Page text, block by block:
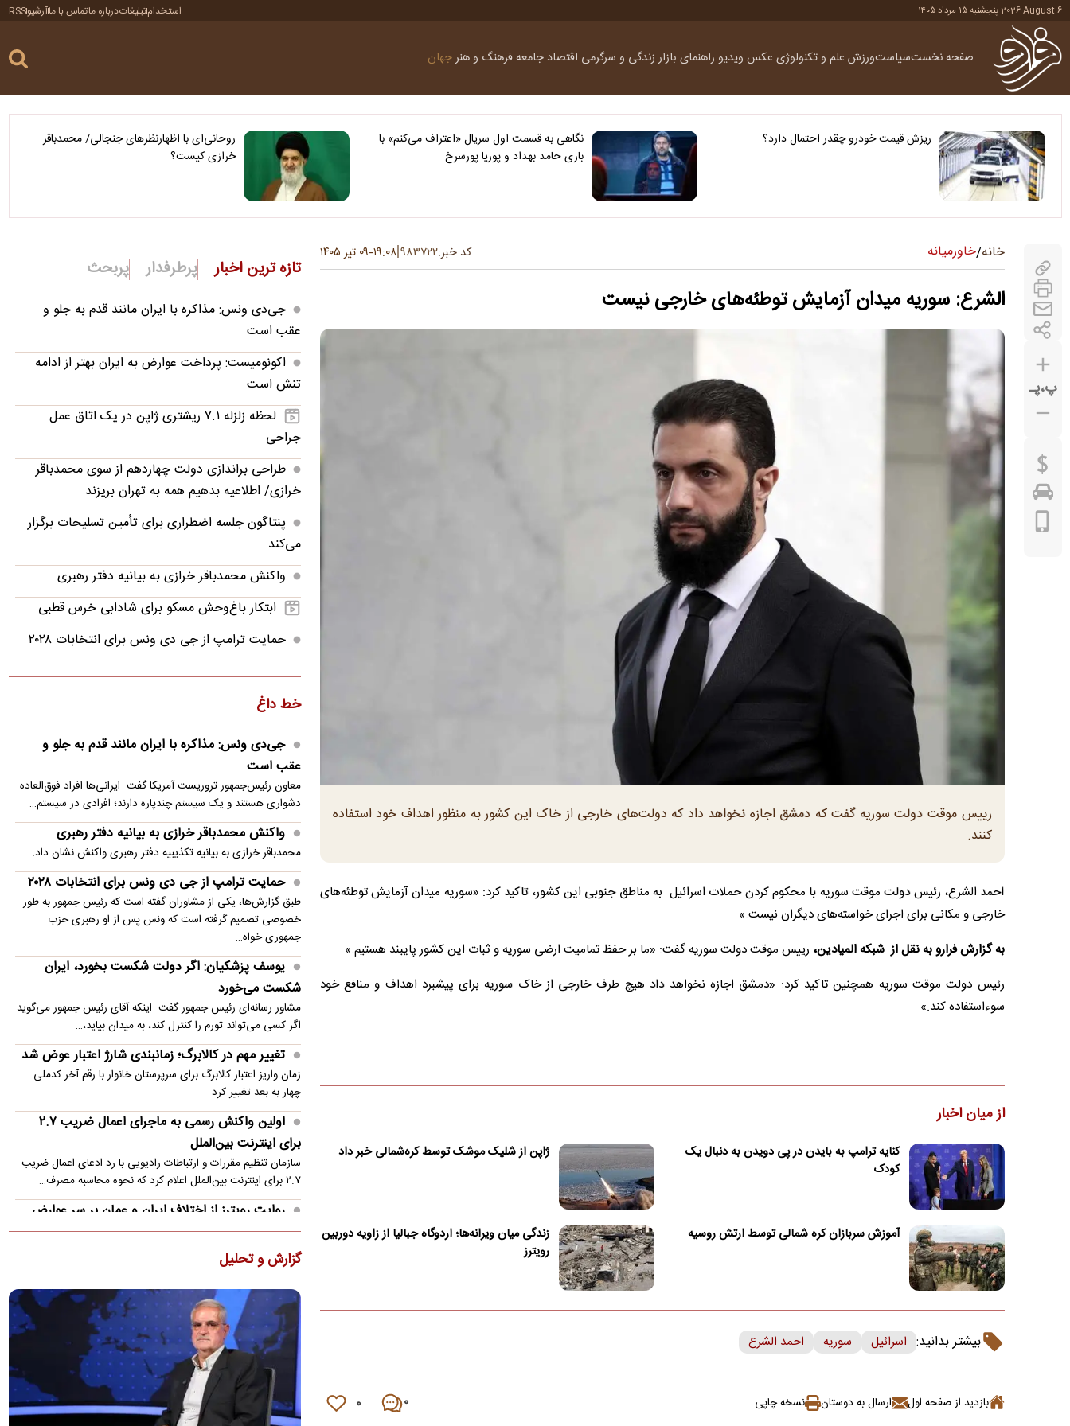
2026 August 6
-پنجشنبه ۱۵ مرداد ۱۴۰۵ استخدامتبلیغاتدرباره ماتماس با ماآرشیوRSS
صفحه نخستسیاستورزش علم و تکنولوژی عکس ویدیو راهنمای بازارزندگی و سرگرمی اقتصاد جامعهفرهنگ و هنرجهان
ریزش قیمت خودرو چقدر احتمال دارد؟
نگاهی به قسمت اول سریال «اعتراف می‌کنم» با
بازی حامد بهداد و پوریا پورسرخ
روحانی‌ای با اظهارنظرهای جنجالی/ محمدباقر
خرازی کیست؟
پ،پـ
خانه/خاورمیانه کد خبر:۹۸۳۷۲۲ ۱۹:۰۸-۰۹ تیر ۱۴۰۵
الشرع: سوریه میدان آزمایش توطئه‌های خارجی نیست
رییس موقت دولت سوریه گفت که دمشق اجازه نخواهد داد که دولت‌‎های خارجی از خاک این کشور به منظور اهداف خود استفاده
کنند.
احمد الشرع، رئیس دولت موقت سوریه با محکوم کردن حملات اسرائیل به مناطق جنوبی این کشور، تاکید کرد: «سوریه میدان آزمایش توطئه‌های
خارجی و مکانی برای اجرای خواسته‌های دیگران نیست.»
به گزارش فرارو به نقل از شبکه المیادین، رییس موقت دولت سوریه گفت: «ما بر حفظ تمامیت ارضی سوریه و ثبات این کشور پایبند هستیم.»
رئیس دولت موقت سوریه همچنین تاکید کرد: «دمشق اجازه نخواهد داد هیچ طرف خارجی از خاک سوریه برای پیشبرد اهداف و منافع خود
سوءاستفاده کند.»
از میان اخبار
کنایه ترامپ به بایدن در پی دویدن به دنبال یک
کودک
ژاپن از شلیک موشک توسط کره‌شمالی خبر داد
آموزش سربازان کره شمالی توسط ارتش روسیه
زندگی میان ویرانه‌ها؛ اردوگاه جبالیا از زاویه دوربین
رویترز
بیشتر بدانید: اسرائیل سوریه احمد الشرع
بازدید از صفحه اول ارسال به دوستان نسخه چاپی ۰ ۰
تازه ترین اخبار پرطرفدار پربحث
جی‌دی ونس: مذاکره با ایران مانند قدم به جلو و
عقب است
اکونومیست: پرداخت عوارض به ایران بهتر از ادامه
تنش است
لحظه زلزله ۷.۱ ریشتری ژاپن در یک اتاق عمل
جراحی
طراحی براندازی دولت چهاردهم از سوی محمدباقر
خرازی/ اطلاعیه بدهیم همه به تهران بریزند
پنتاگون جلسه اضطراری برای تأمین تسلیحات برگزار
می‌کند
واکنش محمدباقر خرازی به بیانیه دفتر رهبری
ابتکار باغ‌وحش مسکو برای شادابی خرس قطبی
حمایت ترامپ از جی دی ونس برای انتخابات ۲۰۲۸
یوسف پزشکیان: اگر دولت شکست بخورد، ایران
شکست می‌خورد
پلیس درباره حجاب
تغییر مهم در کالابرگ؛ زمانبندی‌ شارژ اعتبار عوض شد
پزشکیان: مشروطه نقطه عطف بیداری و آزادی‌خواهی
ملت ایران بود
تصادف ۱۲ خودرو با ۱۹ مصدوم در محور یاسوج ـ
اصفهان
واکنش نظام پرستاری به اعتراضات: هیچ پرستاری
بازداشت یا اخراج نشده است
ربیعی: دلسوزان ایران معتقدند مسیر درست راهبرد
وفاق و ائتلافِ عقلانیت باید ادامه یابد
خط داغ
جی‌دی ونس: مذاکره با ایران مانند قدم به جلو و
عقب است
معاون رئیس‌جمهور تروریست آمریکا گفت: ایرانی‌ها افراد فوق‌العاده
دشواری هستند و یک سیستم چندپاره دارند؛ افرادی در سیستم…
واکنش محمدباقر خرازی به بیانیه دفتر رهبری
محمدباقر خرازی به بیانیه تکذیبیه دفتر رهبری واکنش نشان داد.
حمایت ترامپ از جی دی ونس برای انتخابات ۲۰۲۸
طبق گزارش‌ها، یکی از مشاوران گفته است که رئیس جمهور به طور
خصوصی تصمیم گرفته است که ونس پس از او رهبری حزب
جمهوری خواه…
یوسف پزشکیان: اگر دولت شکست بخورد، ایران
شکست می‌خورد
مشاور رسانه‌ای رئیس جمهور گفت: اینکه آقای رئیس جمهور می‌گوید
اگر کسی می‌تواند تورم را کنترل کند، به میدان بیاید،…
تغییر مهم در کالابرگ؛ زمانبندی‌ شارژ اعتبار عوض شد
زمان واریز اعتبار کالابرگ برای سرپرستان خانوار با رقم آخر کدملی
چهار به بعد تغییر کرد
اولین واکنش رسمی به ماجرای اعمال ضریب ۲.۷
برای اینترنت بین‌الملل
سازمان تنظیم مقررات و ارتباطات رادیویی با رد ادعای اعمال ضریب
۲.۷ برای اینترنت بین‌الملل اعلام کرد که نحوه محاسبه مصرف…
روایت رویترز از اختلاف ایران و عمان بر سر عوارض
عبور از تنگه هرمز
یک رسانه آمریکایی مدعی شد که ایران و عمان در مذاکرات برای
بازگشایی مسیر کشتیرانی در تنگه هرمز، بر سر میزان عوارض عبور…
پیش‌بینی جدید از قیمت طلا؛ هر اونس به ۴۷۰۰ دلار
می‌رسد؟
دویچه‌بانک معتقد است روند صعودی بازار جهانی طلا هنوز به پایان
نرسیده و قیمت هر اونس این فلز گران‌بها می‌تواند تا پایان…
تصاویر؛ حراج ۸۸ اثر فاخر از عهد تیموریان تا دوره
معاصر
گزارش و تحلیل